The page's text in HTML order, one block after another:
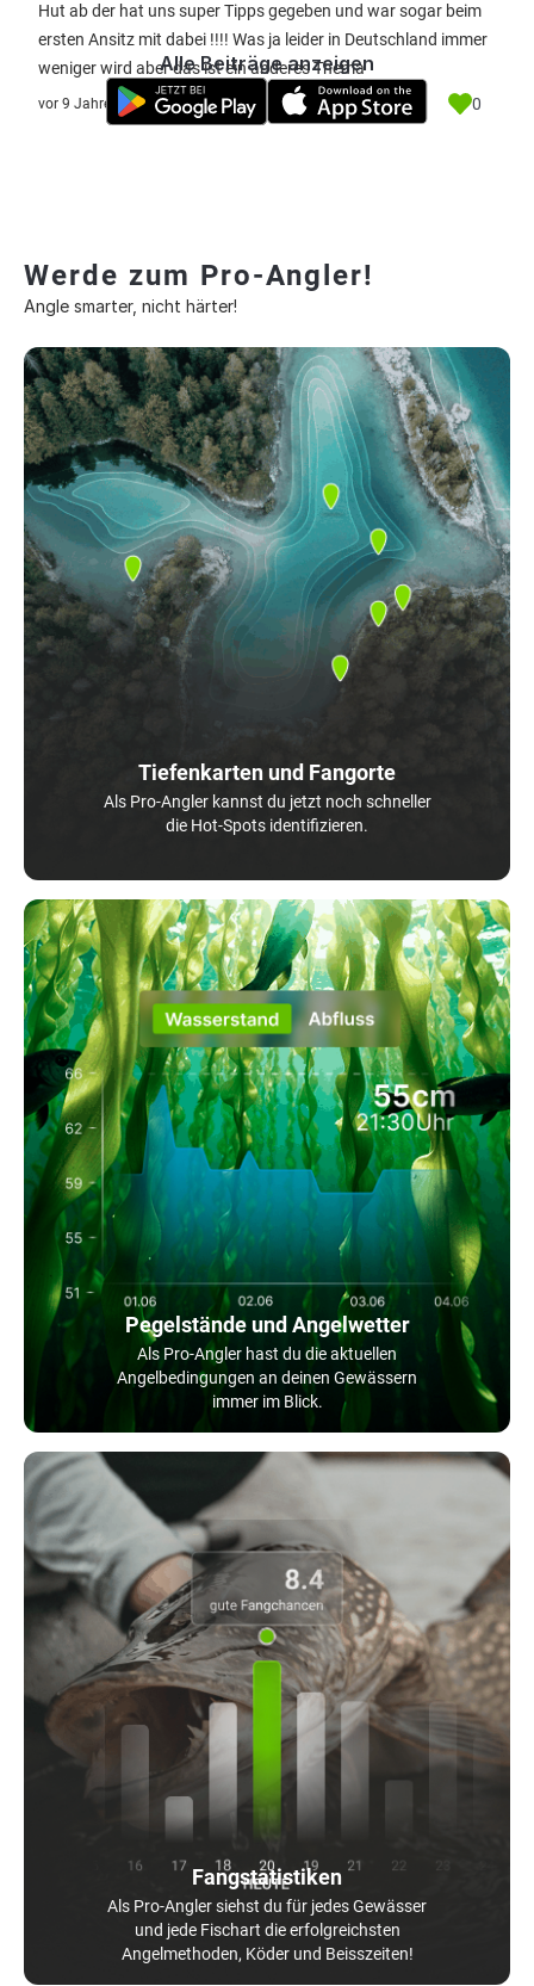
Hut ab der hat uns super Tipps gegeben und war sogar beim
ersten Ansitz mit dabei !!!! Was ja leider in Deutschland immer
weniger wird aber das ist ein anderes Thema
vor 9 Jahre 0
Alle Beiträge anzeigen
Werde zum Pro-Angler!
Angle smarter, nicht härter!
Tiefenkarten und Fangorte
Als Pro-Angler kannst du jetzt noch schneller
die Hot-Spots identifizieren.
Pegelstände und Angelwetter
Als Pro-Angler hast du die aktuellen
Angelbedingungen an deinen Gewässern
immer im Blick.
Fangstatistiken
Als Pro-Angler siehst du für jedes Gewässer
und jede Fischart die erfolgreichsten
Angelmethoden, Köder und Beisszeiten!